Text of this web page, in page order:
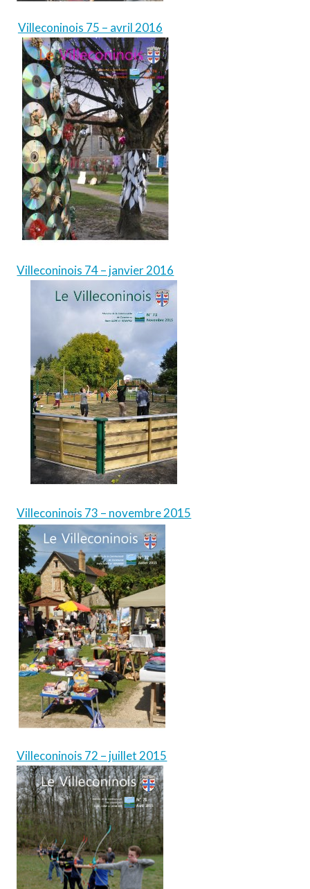
Villeconinois 75 – avril 2016
Villeconinois 74 – janvier 2016
Villeconinois 73 – novembre 2015
Villeconinois 72 – juillet 2015